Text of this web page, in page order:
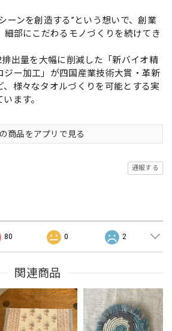
ーンを創造する”という想いで、創業
細部にこだわるモノづくりを続けてき
排出量を大幅に削減した「新バイオ精
ー加工」が四国産業技術大賞・革新
、様々なタオルづくりを可能とする実
ます。
商品をアプリで見る
通報する
80 0 2
関連商品